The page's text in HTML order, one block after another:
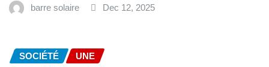
barre solaire Dec 12, 2025
SOCIÉTÉ UNE